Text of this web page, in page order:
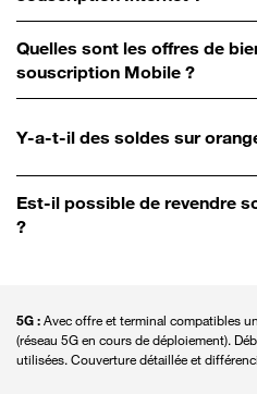
Quelles sont les offres de
souscription Mobile ?
Y-a-t-il des soldes sur
Est-il possible de revendre
?
5G :Avec offre et terminal compatibles
(réseau 5G en cours de déploiement).
utilisées. Couverture détaillée et